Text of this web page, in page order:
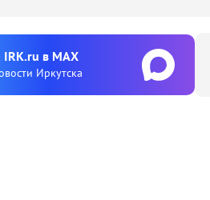
в MAX
Иркутска